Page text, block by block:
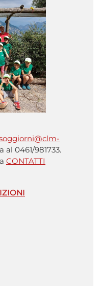
0461/981733.
CONTATTI